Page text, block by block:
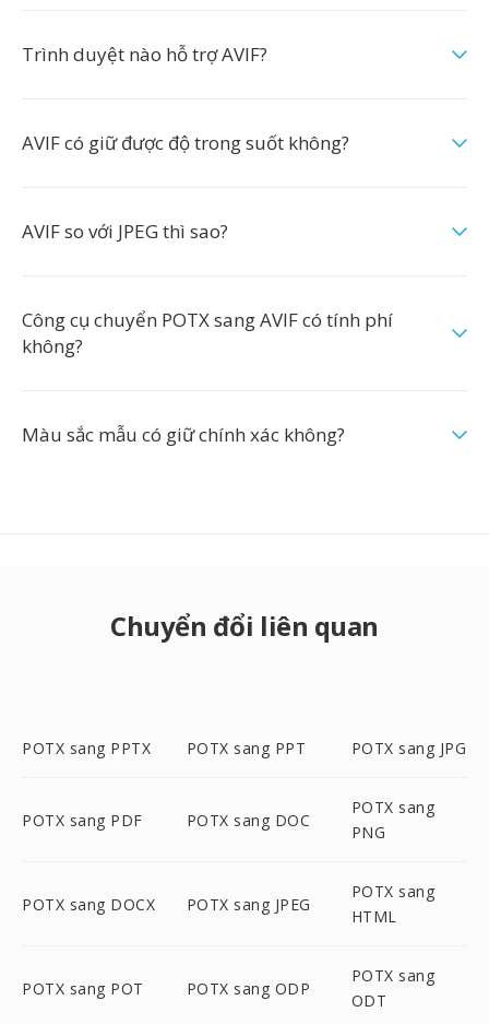
Trình duyệt nào hỗ trợ AVIF?
AVIF có giữ được độ trong suốt không?
AVIF so với JPEG thì sao?
Công cụ chuyển POTX sang AVIF có tính phí
không?
Màu sắc mẫu có giữ chính xác không?
Chuyển đổi liên quan
POTX sang PPTX POTX sang PPT POTX sang JPG
POTX sang PDF POTX sang DOC
POTX sang
PNG
POTX sang DOCX POTX sang JPEG
POTX sang
HTML
POTX sang POT POTX sang ODP
POTX sang
ODT